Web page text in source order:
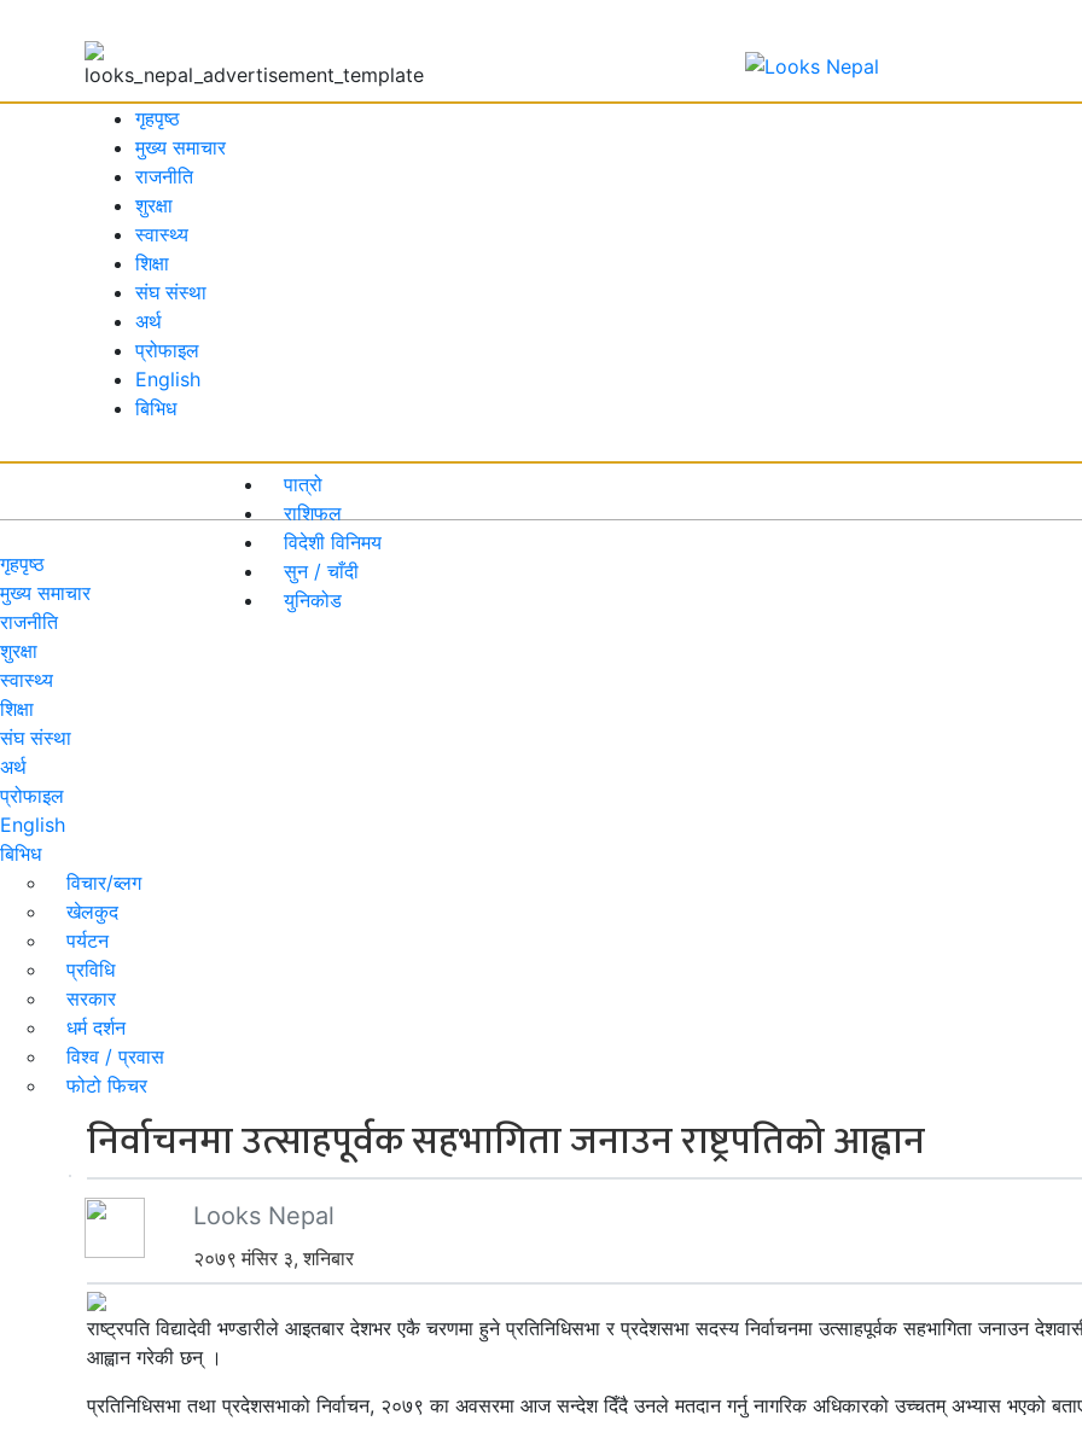
गृहपृष्ठ
मुख्य समाचार
राजनीति
शुरक्षा
स्वास्थ्य
शिक्षा
संघ संस्था
अर्थ
प्रोफाइल
English
बिभिध
पात्रो
राशिफल
विदेशी विनिमय
सुन / चाँदी
युनिकोड
गृहपृष्ठ
मुख्य समाचार
राजनीति
शुरक्षा
स्वास्थ्य
शिक्षा
संघ संस्था
अर्थ
प्रोफाइल
English
बिभिध
विचार/ब्लग
खेलकुद
पर्यटन
प्रविधि
सरकार
धर्म दर्शन
विश्व / प्रवास
फोटो फिचर
निर्वाचनमा उत्साहपूर्वक सहभागिता जनाउन राष्ट्रपतिको आह्वान
Looks Nepal
२०७९ मंसिर ३, शनिबार
राष्ट्रपति विद्यादेवी भण्डारीले आइतबार देशभर एकै चरणमा हुने प्रतिनिधिसभा र प्रदेशसभा सदस्य निर्वाचनमा उत्साहपूर्वक सहभागिता जनाउन
आह्वान गरेकी छन् ।
प्रतिनिधिसभा तथा प्रदेशसभाको निर्वाचन, २०७९ का अवसरमा आज सन्देश दिँदै उनले मतदान गर्नु नागरिक अधिकारको उच्चतम् अभ्यास भएको